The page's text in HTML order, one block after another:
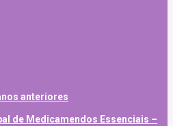
anteriores
de Medicamendos Essenciais –